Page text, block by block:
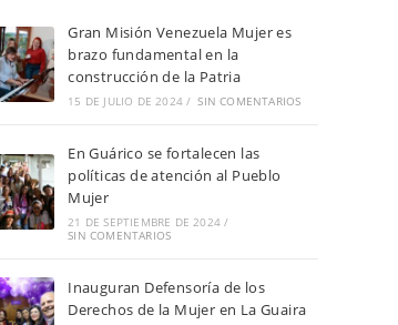
Gran Misión Venezuela Mujer es
brazo fundamental en la
construcción de la Patria
15 DE JULIO DE 2024 / SIN COMENTARIOS
En Guárico se fortalecen las
políticas de atención al Pueblo
Mujer
21 DE SEPTIEMBRE DE 2024 /
SIN COMENTARIOS
Inauguran Defensoría de los
Derechos de la Mujer en La Guaira